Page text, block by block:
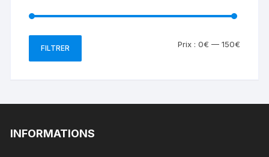
Prix
Prix
FILTRER Prix : 0€ — 150€
INFORMATIONS